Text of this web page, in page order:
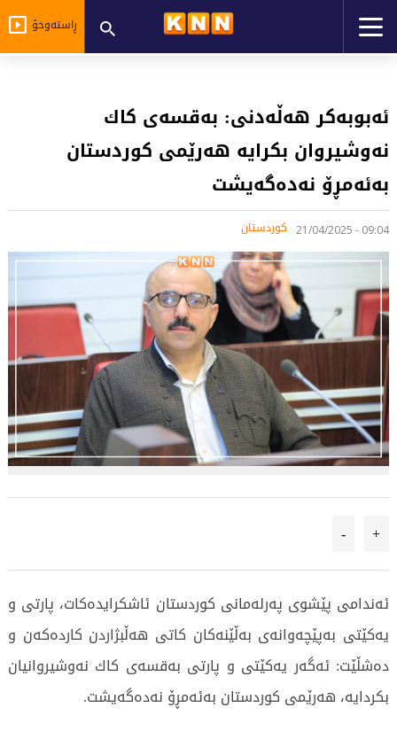
ڕاستەوخۆ
ئەبوبەكر هەڵەدنی: بەقسەی كاك
نەوشیروان بكرایە هەرێمی كوردستان
بەئەمڕۆ نەدەگەیشت
09:04 - 21/04/2025 کوردستان
+
-
ئەندامی پێشوی پەرلەمانی كوردستان ئاشكرایدەكات، پارتی و
یەكێتی بەپێچەوانەی بەڵێنەكان كاتی هەڵبژاردن كاردەكەن و
دەشڵێت: ئەگەر یەكێتی و پارتی بەقسەی كاك نەوشیروانیان
بكردایە، هەرێمی كوردستان بەئەمڕۆ نەدەگەیشت.